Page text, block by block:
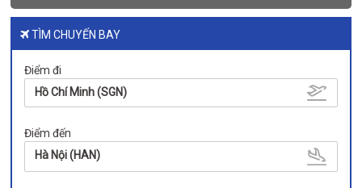
TÌM CHUYẾN BAY
Điểm đi
Hồ Chí Minh (SGN)
Điểm đến
Hà Nội (HAN)